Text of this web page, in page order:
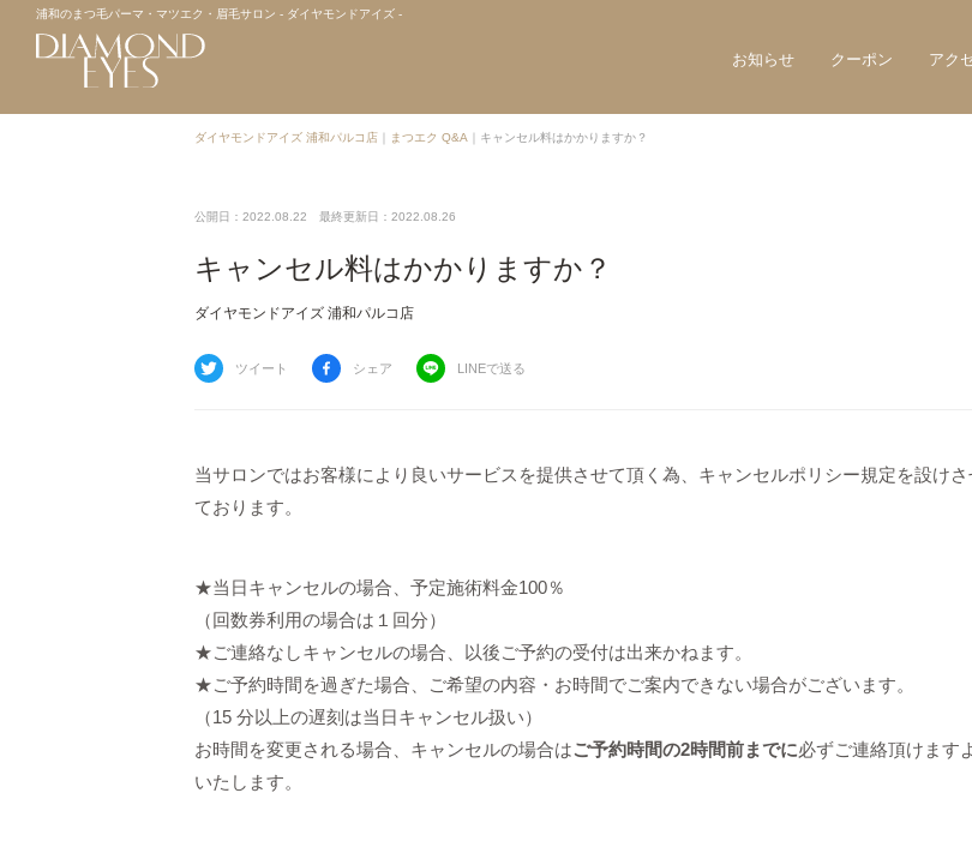
浦和のまつ毛パーマ・マツエク・眉毛サロン - ダイヤモンドアイズ -
お知らせ クーポン アク
ダイヤモンドアイズ 浦和パルコ店 まつエク Q&A キャンセル料はかかりますか？
公開日：2022.08.22 最終更新日：2022.08.26
キャンセル料はかかりますか？
ダイヤモンドアイズ 浦和パルコ店
ツイート シェア LINEで送る
当サロンではお客様により良いサービスを提供させて頂く為、キャンセルポリシー規定を設け
ております。
★当日キャンセルの場合、予定施術料金100％
（回数券利用の場合は１回分）
★ご連絡なしキャンセルの場合、以後ご予約の受付は出来かねます。
★ご予約時間を過ぎた場合、ご希望の内容・お時間でご案内できない場合がございます。
（15 分以上の遅刻は当日キャンセル扱い）
お時間を変更される場合、キャンセルの場合はご予約時間の2時間前までに必ずご連絡頂けます
いたします。